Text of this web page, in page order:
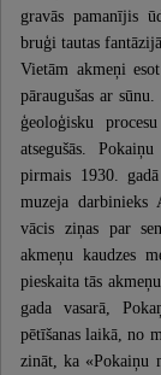
gravās pamanījis
bruģi tautas
Vietām akmeņi
pāraugušas ar
ģeoloģisku
atsegušās.
pirmais 1930.
muzeja darbinieks
vācis ziņas par
akmeņu kaudzes
pieskaita tās
gada vasarā,
pētīšanas laikā, no
zināt, ka «Pokaiņu